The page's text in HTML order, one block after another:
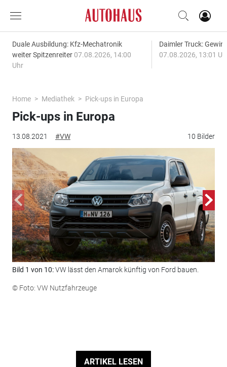
Duale Ausbildung: Kfz-Mechatronik
weiter Spitzenreiter 07.08.2026, 14:00
Uhr
Daimler Truck:
07.08.2026, 13:01
Home Mediathek Pick-ups in Europa
13.08.2021 #VW 10 Bilder
Pick-ups in Europa
Bild 1 von 10:VW lässt den Amarok künftig von Ford bauen.
© Foto: VW Nutzfahrzeuge
ARTIKEL LESEN